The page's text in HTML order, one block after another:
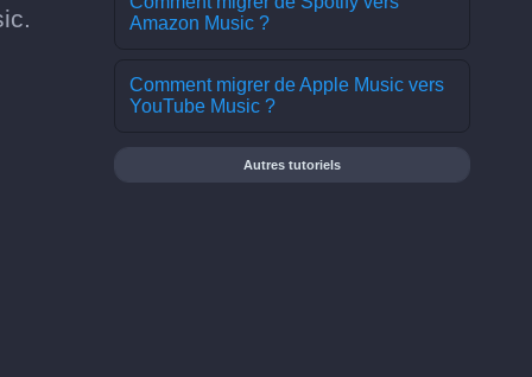
Amazon Music ?
Comment migrer de Apple Music vers
YouTube Music ?
Autres tutoriels